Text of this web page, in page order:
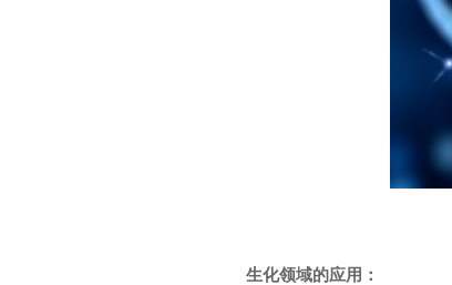
生化领域的应用：